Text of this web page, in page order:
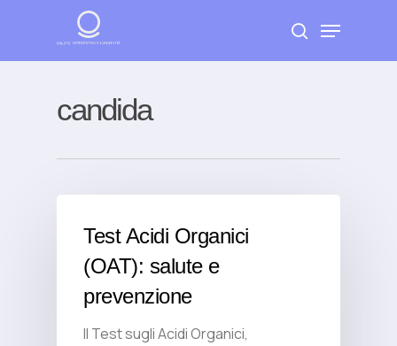
main
search
Menu
candida
Test Acidi Organici
(OAT): salute e
prevenzione
Il Test sugli Acidi Organici,